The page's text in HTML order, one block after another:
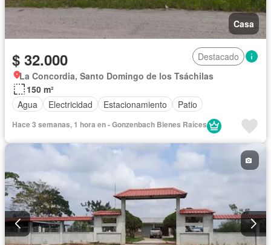
Casa
$ 32.000
Destacado
La Concordia, Santo Domingo de los Tsáchilas
150 m²
Agua
Electricidad Estacionamiento Patio
Hace 3 semanas, 1 hora en - Gonzenbach Bienes Raíces